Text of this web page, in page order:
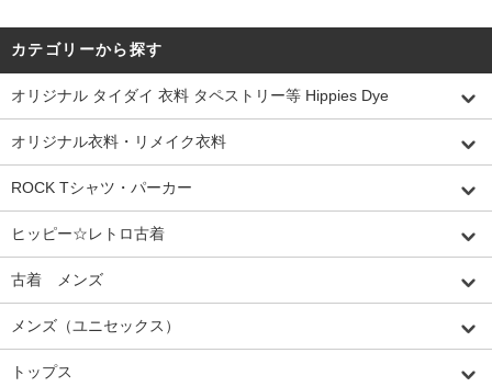
カテゴリーから探す
オリジナル タイダイ 衣料 タペストリー等 Hippies Dye
オリジナル衣料・リメイク衣料
ROCK Tシャツ・パーカー
ヒッピー☆レトロ古着
古着 メンズ
メンズ（ユニセックス）
トップス